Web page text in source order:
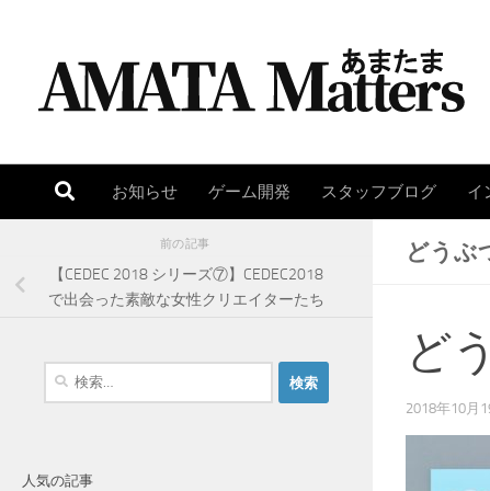
お知らせ ゲーム開発 スタッフブログ イ
どうぶ
ど
2018年10月
前の記事
【CEDEC 2018 シリーズ⑦】CEDEC2018
で出会った素敵な女性クリエイターたち
検
人気の記事